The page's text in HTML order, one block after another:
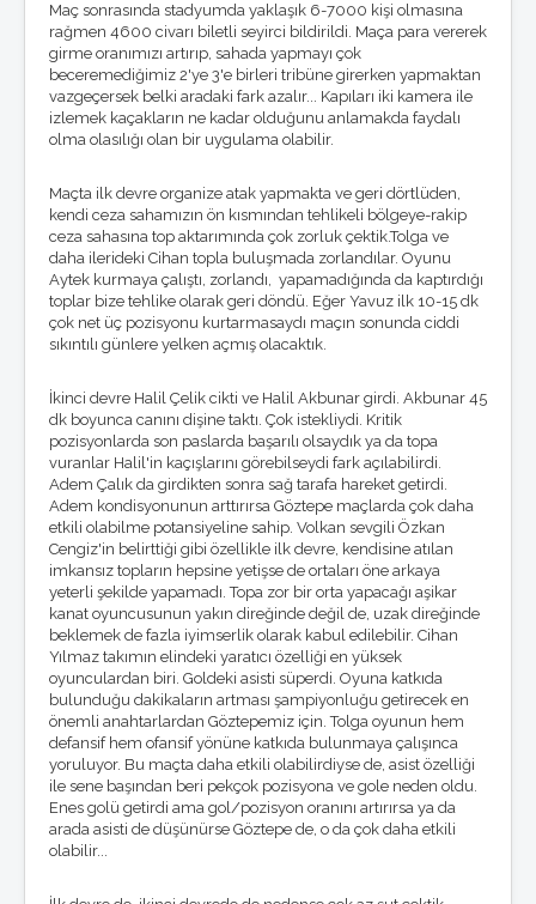
Foto Galeri
Masaüstü Resimler
Winamp Skinleri
Ekran Koruyucu
KÖŞE YAZILARI
Koray Emre Çokbankır
Serkan Boyacıoğlu
Burçak Ünsal
Hakan Taşpınar
Mehmet Altan
Özkan Cengiz
Özant Önçağ
Süleyman Yengil
Maç sonrasında stadyumda yaklaşık 6-7000 kişi olmasına
rağmen 4600 civarı biletli seyirci bildirildi. Maça para vererek
girme oranımızı artırıp, sahada yapmayı çok
beceremediğimiz 2'ye 3'e birleri tribüne girerken yapmaktan
vazgeçersek belki aradaki fark azalır... Kapıları iki kamera ile
izlemek kaçakların ne kadar olduğunu anlamakda faydalı
olma olasılığı olan bir uygulama olabilir.
Maçta ilk devre organize atak yapmakta ve geri dörtlüden,
kendi ceza sahamızın ön kısmından tehlikeli bölgeye-rakip
ceza sahasına top aktarımında çok zorluk çektik.Tolga ve
daha ilerideki Cihan topla buluşmada zorlandılar. Oyunu
Aytek kurmaya çalıştı, zorlandı, yapamadığında da kaptırdığı
toplar bize tehlike olarak geri döndü. Eğer Yavuz ilk 10-15 dk
çok net üç pozisyonu kurtarmasaydı maçın sonunda ciddi
sıkıntılı günlere yelken açmış olacaktık.
İkinci devre Halil Çelik cikti ve Halil Akbunar girdi. Akbunar 45
dk boyunca canını dişine taktı. Çok istekliydi. Kritik
pozisyonlarda son paslarda başarılı olsaydık ya da topa
vuranlar Halil'in kaçışlarını görebilseydi fark açılabilirdi.
Adem Çalık da girdikten sonra sağ tarafa hareket getirdi.
Adem kondisyonunun arttırırsa Göztepe maçlarda çok daha
etkili olabilme potansiyeline sahip. Volkan sevgili Özkan
Cengiz'in belirttiği gibi özellikle ilk devre, kendisine atılan
imkansız topların hepsine yetişse de ortaları öne arkaya
yeterli şekilde yapamadı. Topa zor bir orta yapacağı aşikar
kanat oyuncusunun yakın direğinde değil de, uzak direğinde
beklemek de fazla iyimserlik olarak kabul edilebilir. Cihan
Yılmaz takımın elindeki yaratıcı özelliği en yüksek
oyunculardan biri. Goldeki asisti süperdi. Oyuna katkıda
bulunduğu dakikaların artması şampiyonluğu getirecek en
önemli anahtarlardan Göztepemiz için. Tolga oyunun hem
defansif hem ofansif yönüne katkıda bulunmaya çalışınca
yoruluyor. Bu maçta daha etkili olabilirdiyse de, asist özelliği
ile sene başından beri pekçok pozisyona ve gole neden oldu.
Enes golü getirdi ama gol/pozisyon oranını artırırsa ya da
arada asisti de düşünürse Göztepe de, o da çok daha etkili
olabilir...